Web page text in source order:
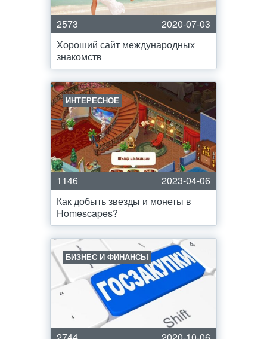
2573
2020-07-03
Хороший сайт международных
знакомств
ИНТЕРЕСНОЕ
1146
2023-04-06
Как добыть звезды и монеты в
Homescapes?
БИЗНЕС И ФИНАНСЫ